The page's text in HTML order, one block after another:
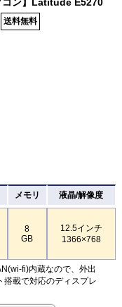
送料無料
メモリ 液晶/解像度
8
GB
12.5インチ
1366×768
fi)内蔵なので、外出
搭載で対応のディスプレ